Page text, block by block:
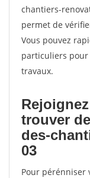
chantiers-
permet de
Vous pouvez
particuliers
travaux.
trouver
des-
03
Pour